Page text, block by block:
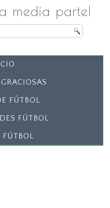
media parte!
FÚTBOL
FÚTBOL
FÚTBOL